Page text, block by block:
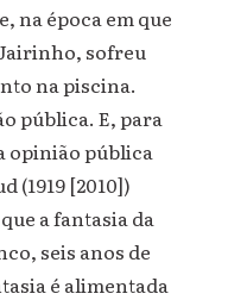
na época em que
sofreu
na piscina.
pública. E, para
opinião pública
(1919 [2010])
a fantasia da
seis anos de
é alimentada